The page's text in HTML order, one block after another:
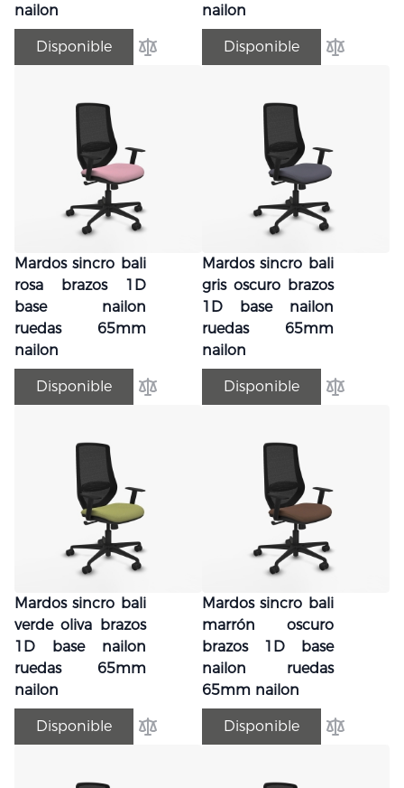
nailon
Disponible
Añadir para comparar
nailon
Disponible
Añadir
Mardos sincro bali
rosa brazos 1D
base nailon
ruedas 65mm
nailon
Disponible
Añadir para comparar
Mardos sincro bali
gris oscuro brazos
1D base nailon
ruedas 65mm
nailon
Disponible
Añadir
Mardos sincro bali
verde oliva brazos
1D base nailon
ruedas 65mm
nailon
Disponible
Añadir para comparar
Mardos sincro bali
marrón oscuro
brazos 1D base
nailon ruedas
65mm nailon
Disponible
Añadir